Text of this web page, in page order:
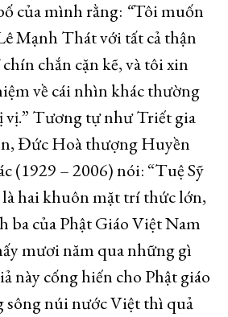
của mình rằng: “Tôi muốn
Mạnh Thát với tất cả thận
chắn cặn kẽ, và tôi xin
về cái nhìn khác thường
vị.” Tương tự như Triết gia
Đức Hoà thượng Huyền
(1929 – 2006) nói: “Tuệ Sỹ
hai khuôn mặt trí thức lớn,
ba của Phật Giáo Việt Nam
mươi năm qua những gì
này cống hiến cho Phật giáo
sông núi nước Việt thì quả